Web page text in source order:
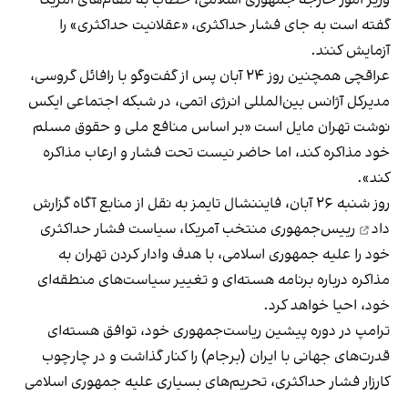
گفته است به جای فشار حداکثری، «عقلانیت حداکثری» را
آزمایش کنند.
عراقچی همچنین روز ۲۴ آبان پس از گفت‌وگو با رافائل گروسی،
مدیرکل آژانس بین‌المللی انرژی اتمی، در شبکه اجتماعی ایکس
نوشت تهران مایل است «بر اساس منافع ملی و حقوق مسلم
خود مذاکره کند، اما حاضر نیست تحت فشار و ارعاب مذاکره
کند».
روز شنبه ۲۶ آبان،
فایننشال تایمز به نقل از منابع آگاه گزارش
داد
رییس‌جمهوری منتخب آمریکا، سیاست فشار حداکثری
خود را علیه جمهوری اسلامی، با هدف وادار کردن تهران به
مذاکره درباره برنامه هسته‌ای و تغییر سیاست‌های منطقه‌ای
خود، احیا خواهد کرد.
ترامپ در دوره پیشین ریاست‌جمهوری خود، توافق هسته‌ای
قدرت‌های جهانی با ایران (برجام) را کنار گذاشت و در چارچوب
کارزار فشار حداکثری، تحریم‌های بسیاری علیه جمهوری اسلامی